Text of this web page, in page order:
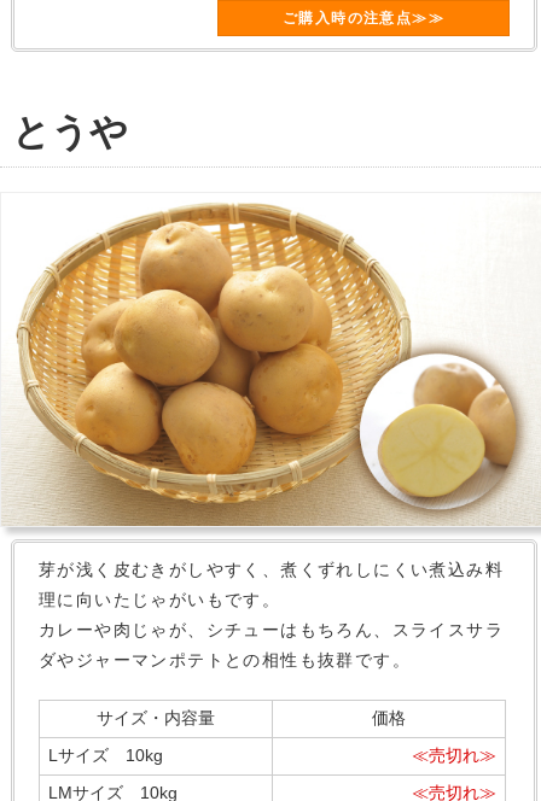
ご購入時の注意点≫≫
とうや
芽が浅く皮むきがしやすく、煮くずれしにくい煮込み料
理に向いたじゃがいもです。
カレーや肉じゃが、シチューはもちろん、スライスサラ
ダやジャーマンポテトとの相性も抜群です。
サイズ・内容量
価格
Lサイズ 10kg
≪売切れ≫
LMサイズ 10kg
≪売切れ≫